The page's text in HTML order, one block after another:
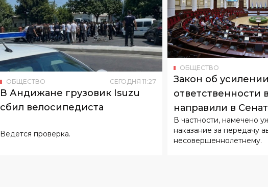
ОБЩЕСТВО СЕГОДНЯ 11:27
В Андижане грузовик Isuzu
сбил велосипедиста
Ведется проверка.
ОБЩЕСТВО
Закон об усилении
ответственности
направили в Сенат
В частности, намечено
наказание за передачу
несовершеннолетнему.